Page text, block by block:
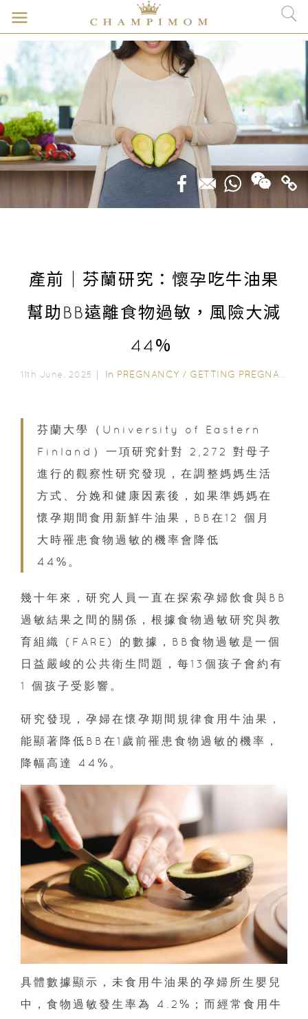
產前｜芬蘭研究：懷孕吃牛油果
幫助BB遠離食物過敏，風險大減
44%
11th June, 2025｜ In PREGNANCY / GETTING PREGNANT
芬蘭大學（University of Eastern
Finland）一項研究針對 2,272 對母子
進行的觀察性研究發現，在調整媽媽生活
方式、分娩和健康因素後，如果準媽媽在
懷孕期間食用新鮮牛油果，BB在12 個月
大時罹患食物過敏的機率會降低
44%。
幾十年來，研究人員一直在探索孕婦飲食與BB
過敏結果之間的關係，根據食物過敏研究與教
育組織 (FARE) 的數據，BB食物過敏是一個
日益嚴峻的公共衛生問題，每13個孩子會約有
1 個孩子受影響。
研究發現，孕婦在懷孕期間規律食用牛油果，
能顯著降低BB在1歲前罹患食物過敏的機率，
降幅高達 44%。
具體數據顯示，未食用牛油果的孕婦所生嬰兒
中，食物過敏發生率為 4.2%；而經常食用牛